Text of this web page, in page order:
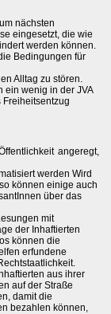
nächsten
eingesetzt, die wie
werden können.
Bedingungen für
Alltag zu stören.
ein wenig in der JVA
angeregt,
werden Wird
können einige auch
über das
mit
der Inhaftierten
können die
erfundene
aus ihrer
auf der Straße
damit die
bezahlen können,